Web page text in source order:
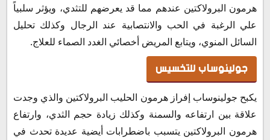
هرمون البرولاكتين عندهم مما قد يعرضهم للتثدي، ويؤثر سلبياً
علي الرغبة في الحب والانتصابية عند الرجال وكذلك تحليل
السائل المنوي، ويتابع المريض أخصائي الغدد الصماء للعلاج.
جولينوساب للتخسيس
يكبح جولينوساب إفراز هرمون الحليب البرولاكتين والذي وجدت
علاقة بين ارتفاعه والسمنة وكذلك زيادة حجم الثدي، وارتفاع
هرمون البرولاكتين يتسبب باضطرابات أيضية عديدة تحدث في